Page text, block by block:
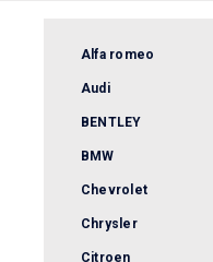
Alfa romeo
145
155
156
159
Audi
80
All Road
Q3
S6
BENTLEY
142
BMW
Mini Cooper
Chevrolet
Captiva
Chrysler
152
Citroen